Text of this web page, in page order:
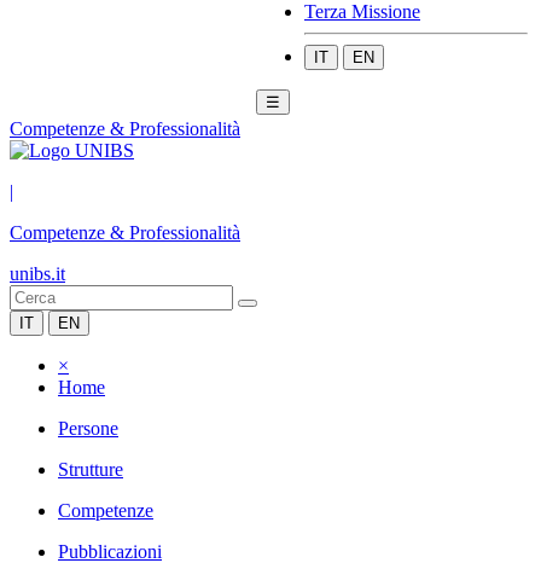
Terza Missione
IT EN
☰
Competenze & Professionalità
|
Competenze & Professionalità
unibs.it
IT EN
×
Home
Persone
Strutture
Competenze
Pubblicazioni